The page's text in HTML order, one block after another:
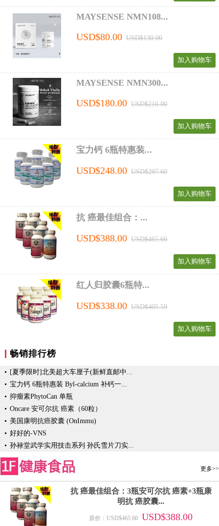
MAYSENSE NMN108...
USD$80.00 USD$130.00
加入购物车
MAYSENSE NMN300...
USD$180.00 USD$216.00
加入购物车
宝力钙 6瓶特惠装...
USD$248.00 USD$297.60
加入购物车
抗 癌最佳组合：...
USD$388.00 USD$465.60
加入购物车
红人归胶囊6瓶特...
USD$338.00 USD$405.59
加入购物车
畅销排行榜
[夏季限时]北美超大车厘子(新鲜直邮中...
宝力钙 6瓶特惠装 Byl-calcium 补钙一...
抑瘤素PhytoCan 单瓶
Oncare 安可尔抗 癌素（60粒）
美国康明抗癌胶囊 (OnImmu)
好好的-VNS
孙禄堂武学实用技击系列 孙氏雪片刀实...
更多>>
抗 癌最佳组合：3瓶安可尔抗 癌素+3瓶康
明抗 癌胶囊...
原价：USD$465.60 USD$388.00